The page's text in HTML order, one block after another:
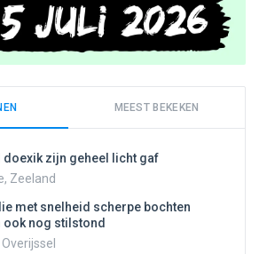
MEEST BEKEKEN
doexik zijn geheel licht gaf
Zeeland
met snelheid scherpe bochten
ook nog stilstond